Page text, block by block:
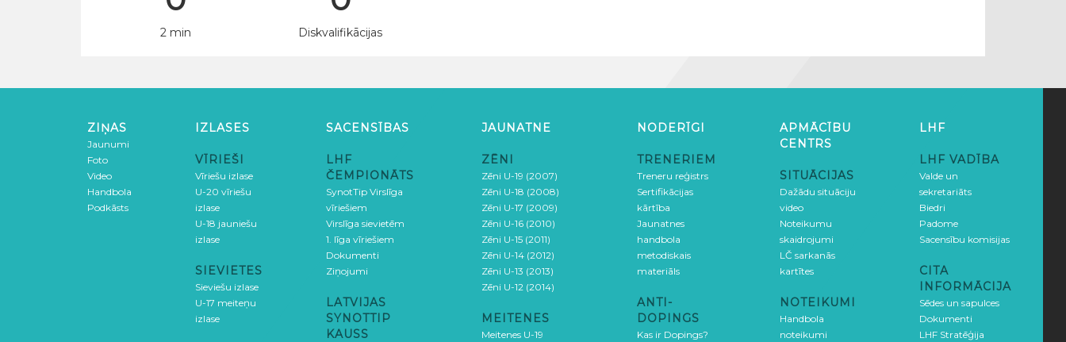
2 min Diskvalifikācijas
ZIŅAS
Jaunumi
Foto
Video
Handbola
Podkāsts
IZLASES
VĪRIEŠI
Vīriešu izlase
U-20 vīriešu
izlase
U-18 jauniešu
izlase
SIEVIETES
Sieviešu izlase
U-17 meiteņu
izlase
SACENSĪBAS
LHF
ČEMPIONĀTS
SynotTip Virslīga
vīriešiem
Virslīga sievietēm
1. līga vīriešiem
Dokumenti
Ziņojumi
LATVIJAS
SYNOTTIP
KAUSS
JAUNATNE
ZĒNI
Zēni U-19 (2007)
Zēni U-18 (2008)
Zēni U-17 (2009)
Zēni U-16 (2010)
Zēni U-15 (2011)
Zēni U-14 (2012)
Zēni U-13 (2013)
Zēni U-12 (2014)
MEITENES
Meitenes U-19
NODERĪGI
TRENERIEM
Treneru reģistrs
Sertifikācijas
kārtība
Jaunatnes
handbola
metodiskais
materiāls
ANTI-
DOPINGS
Kas ir Dopings?
APMĀCĪBU
CENTRS
SITUĀCIJAS
Dažādu situāciju
video
Noteikumu
skaidrojumi
LČ sarkanās
kartītes
NOTEIKUMI
Handbola
noteikumi
LHF
LHF VADĪBA
Valde un
sekretariāts
Biedri
Padome
Sacensību komisijas
CITA
INFORMĀCIJA
Sēdes un sapulces
Dokumenti
LHF Stratēģija